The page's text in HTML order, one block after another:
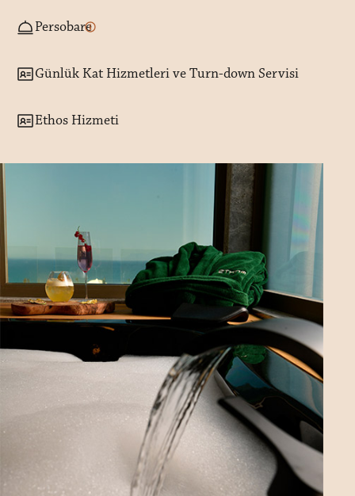
Persobare
Günlük Kat Hizmetleri ve Turn-down Servisi
Ethos Hizmeti